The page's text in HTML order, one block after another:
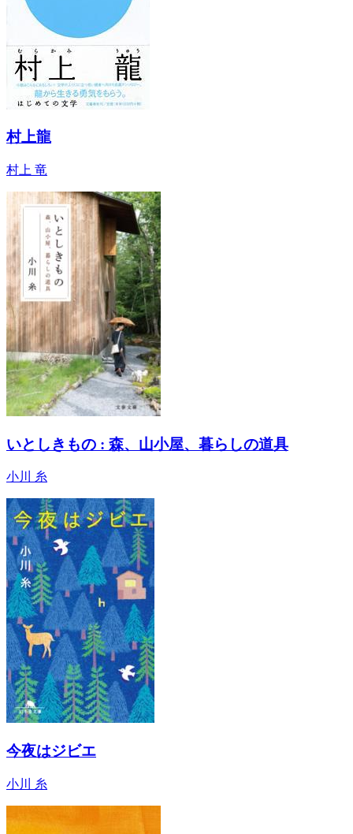
村上龍
村上 竜
いとしきもの : 森、山小屋、暮らしの道具
小川 糸
今夜はジビエ
小川 糸